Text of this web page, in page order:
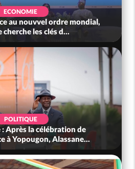
SOCIÉTÉ
: Indépendance, le GNL Apalo
Gendarmes : « Renouvel...
SOCIÉTÉ
L'arnaque au Mobile Money par
se répand ac...